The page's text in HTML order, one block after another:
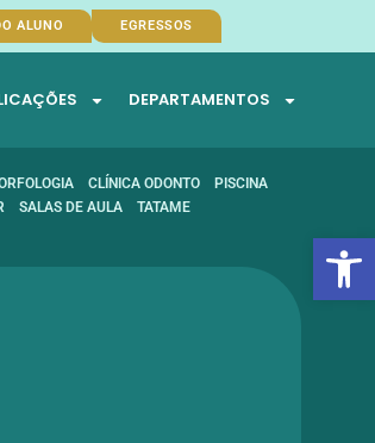
Abrir
ALUNO EGRESSOS
DEPARTAMENTOS
CLÍNICA ODONTO
PISCINA
SALAS DE AULA TATAME